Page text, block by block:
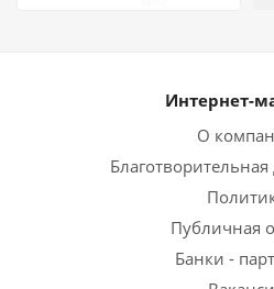
Интернет-
О
Благотворительная
Публичная
Банки -